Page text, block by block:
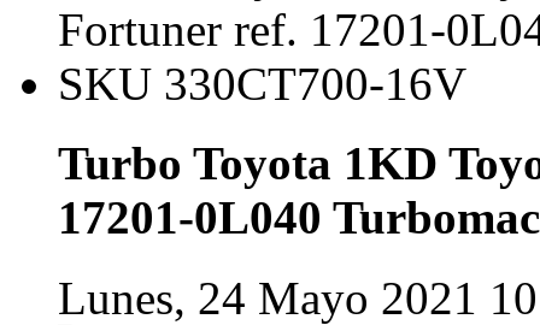
Turbo Toyota 1KD
17201-0L040
Lunes, 24 Mayo 2021